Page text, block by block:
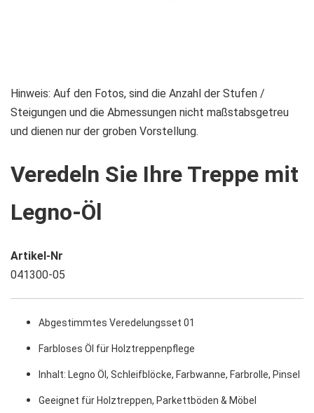
Zum
Anfang
der
springen
Hinweis: Auf den Fotos, sind die Anzahl der Stufen /
Steigungen und die Abmessungen nicht maßstabsgetreu
und dienen nur der groben Vorstellung.
Veredeln Sie Ihre Treppe mit
Legno-Öl
Artikel-Nr
041300-05
Abgestimmtes Veredelungsset 01
Farbloses Öl für Holztreppenpflege
Inhalt: Legno Öl, Schleifblöcke, Farbwanne, Farbrolle, Pinsel
Geeignet für Holztreppen, Parkettböden & Möbel